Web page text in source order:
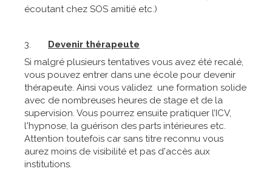
écoutant chez SOS amitié etc.)
3. Devenir thérapeute
Si malgré plusieurs tentatives vous avez été recalé,
vous pouvez entrer dans une école pour devenir
thérapeute. Ainsi vous validez une formation solide
avec de nombreuses heures de stage et de la
supervision. Vous pourrez ensuite pratiquer l’ICV,
l'hypnose, la guérison des parts intérieures etc.
Attention toutefois car sans titre reconnu vous
aurez moins de visibilité et pas d'accès aux
institutions.